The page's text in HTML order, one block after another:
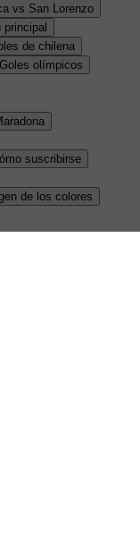
vs San Lorenzo
de chilena
Goles olímpicos
suscribirse
de los colores